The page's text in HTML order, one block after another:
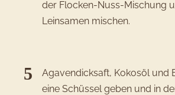
der Flocken-Nuss-Mischung
Leinsamen mischen.
Agavendicksaft, Kokosöl und
eine Schüssel geben und in